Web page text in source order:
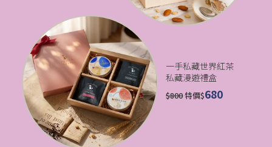
一手私藏世界紅茶
私藏漫遊禮盒
$800特價$680